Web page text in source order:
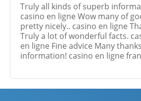
Truly all kinds of superb
casino en ligne Wow many of
pretty nicely.. casino en ligne
Truly a lot of wonderful facts.
en ligne Fine advice Many
information! casino en ligne
Име*